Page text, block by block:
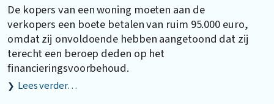
De kopers van een woning moeten aan de
verkopers een boete betalen van ruim 95.000 euro,
omdat zij onvoldoende hebben aangetoond dat zij
terecht een beroep deden op het
financieringsvoorbehoud.
Lees verder…